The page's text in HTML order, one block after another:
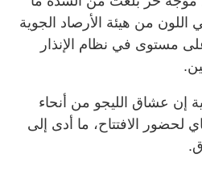
اللون من هيئة الأرصاد الجوية
مستوى في نظام الإنذار
إن عشاق الليجو من أنحاء
لحضور الافتتاح، ما أدى إلى